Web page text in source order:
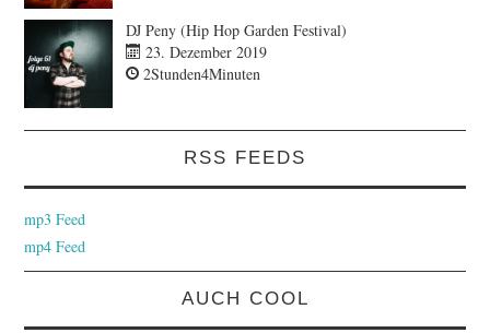
DJ Peny (Hip Hop Garden Festival)
23. Dezember 2019
2Stunden4Minuten
RSS FEEDS
mp3 Feed
mp4 Feed
AUCH COOL